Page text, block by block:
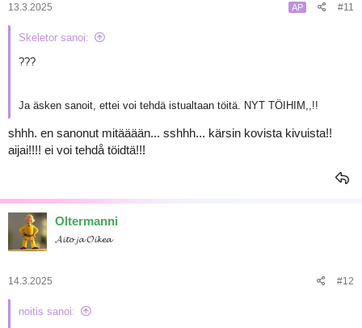
13.3.2025 AP #11
Skeletor sanoi:
???
Ja äsken sanoit, ettei voi tehdä istualtaan töitä. NYT TÖIHIM,,!!
shhh. en sanonut mitääään... sshhh... kärsin kovista kivuista!!
aijai!!!! ei voi tehdå töidtä!!!
Oltermanni
𝓐𝓲𝓽𝓸 𝓳𝓪 𝓞𝓲𝓴𝓮𝓪
14.3.2025 #12
noitis sanoi: